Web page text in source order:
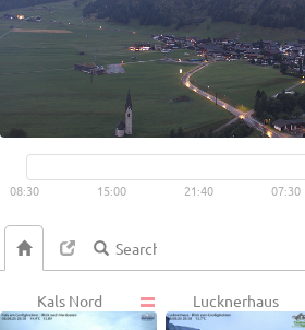
Live video available →
08:30 15:00 21:40 07:30
Kals Nord Lucknerhaus